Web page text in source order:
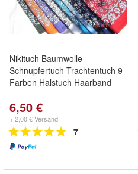
Nikituch Baumwolle
Schnupfertuch Trachtentuch 9
Farben Halstuch Haarband
6,50 €
+ 2,00 € Versand
7